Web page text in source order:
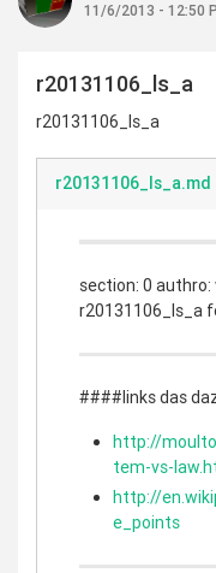
11/6/2013 - 12:50
r20131106_ls_a
r20131106_ls_a
r20131106_ls_a.md
section: 0
r20131106_ls_a
####links das
http://
tem-vs-
http://
e_points